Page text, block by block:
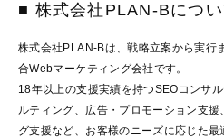
■ 株式会社PLAN-Bについ
株式会社PLAN-Bは、戦略立案から実行
合Webマーケティング会社です。
18年以上の支援実績を持つSEOコンサ
ルティング、広告・プロモーション支
グ支援など、お客様のニーズに応じた